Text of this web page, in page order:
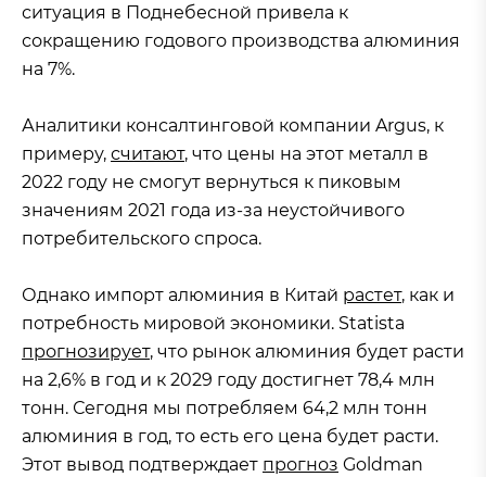
ситуация в Поднебесной привела к
сокращению годового производства алюминия
на 7%.
Аналитики консалтинговой компании Argus, к
примеру, считают, что цены на этот металл в
2022 году не смогут вернуться к пиковым
значениям 2021 года из-за неустойчивого
потребительского спроса.
Однако импорт алюминия в Китай растет, как и
потребность мировой экономики. Statista
прогнозирует, что рынок алюминия будет расти
на 2,6% в год и к 2029 году достигнет 78,4 млн
тонн. Сегодня мы потребляем 64,2 млн тонн
алюминия в год, то есть его цена будет расти.
Этот вывод подтверждает прогноз Goldman